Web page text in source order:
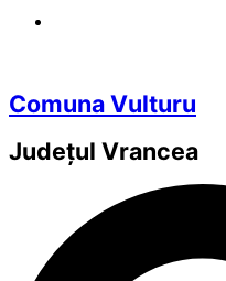
Comuna Vulturu
Județul Vrancea